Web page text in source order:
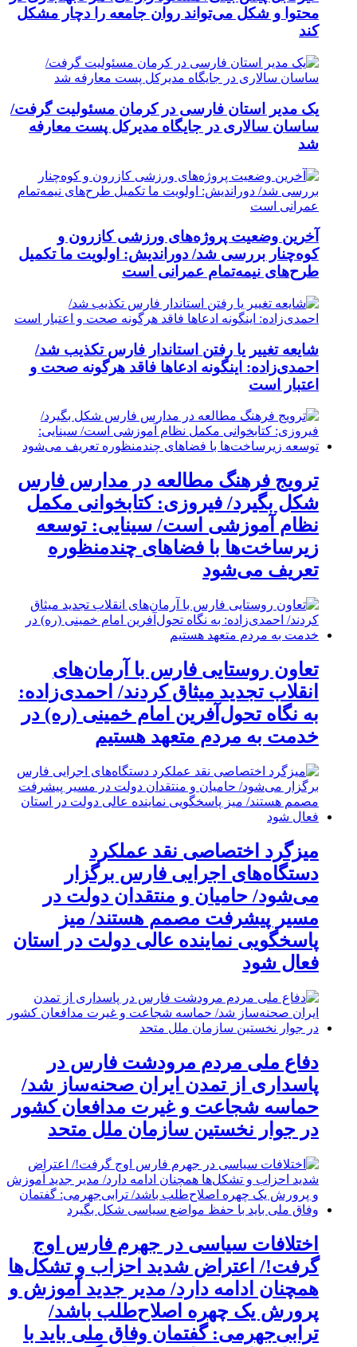
محتوا و شکل می‌تواند روان جامعه را دچار مشکل
کند
یک مدیر استان فارسی در کرمان مسئولیت گرفت/
ساسان سالاری در جایگاه مدیرکل پست معارفه
شد
آخرین وضعیت پروژه‌های ورزشی کازرون و
کوه‌چنار بررسی شد/ دوراندیش: اولویت ما تکمیل
طرح‌های نیمه‌تمام عمرانی است
شایعه تغییر یا رفتن استاندار فارس تکذیب شد/
احمدی‌زاده: اینگونه ادعاها فاقد هرگونه صحت و
اعتبار است
ترویج فرهنگ مطالعه در مدارس فارس
شکل بگیرد/ فیروزی: کتابخوانی مکمل
نظام آموزشی است/ سینایی: توسعه
زیرساخت‌ها با فضاهای چندمنظوره
تعریف می‌شود
تعاون روستایی فارس با آرمان‌های
انقلاب تجدید میثاق کردند/ احمدی‌زاده:
به نگاه تحول‌آفرین امام خمینی (ره) در
خدمت به مردم متعهد هستیم
میزگرد اختصاصی نقد عملکرد
دستگاه‌های اجرایی فارس برگزار
می‌شود/ حامیان و منتقدان دولت در
مسیر پیشرفت مصمم هستند/ میز
پاسخگویی نماینده عالی دولت در استان
فعال شود
دفاع ملی مردم مرودشت فارس در
پاسداری از تمدن ایران صحنه‌ساز شد/
حماسه شجاعت و غیرت مدافعان کشور
در جوار نخستین سازمان ملل متحد
اختلافات سیاسی در جهرم فارس اوج
گرفت!/ اعتراض شدید احزاب و تشکل‌ها
همچنان ادامه دارد/ مدیر جدید آموزش و
پرورش یک چهره اصلاح‌طلب باشد/
ترابی‌جهرمی: گفتمان وفاق ملی باید با